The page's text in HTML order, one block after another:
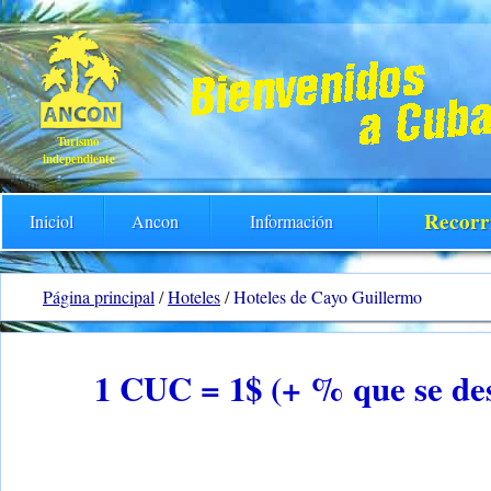
Turismo
independiente
Iniciol Ancon Información
Página principal /Hoteles/Hoteles de Cayo Guillermo
1 CUC = 1$ (+ % que se